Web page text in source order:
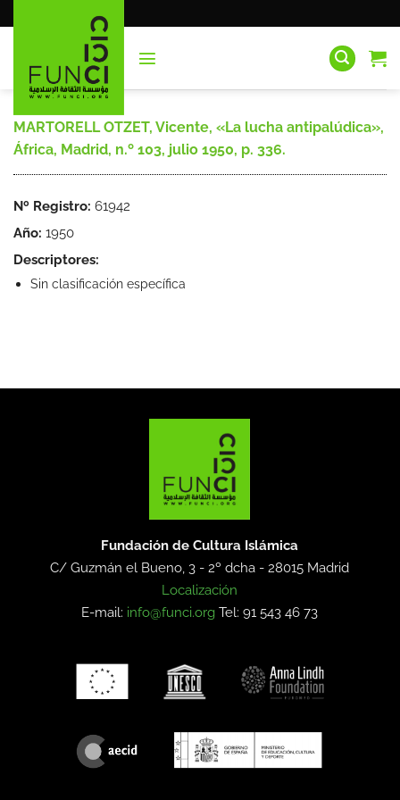
al
MARTORELL OTZET, Vicente, «La lucha antipalúdica»,
África, Madrid, n.º 103, julio 1950, p. 336.
Nº Registro: 61942
Año: 1950
Descriptores:
Sin clasificación específica
Fundación de Cultura Islámica
C/ Guzmán el Bueno, 3 - 2º dcha -28015 Madrid
Localización
E-mail: info@funci.org Tel: 91 543 46 73